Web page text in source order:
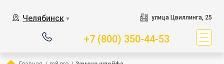
Челябинск ▼ улица Цвиллинга, 25
+7 (800) 350-44-53